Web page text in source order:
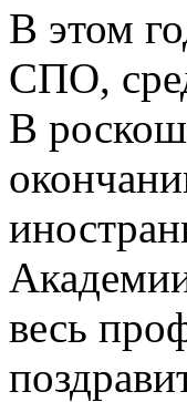
В этом
СПО,
В
весь